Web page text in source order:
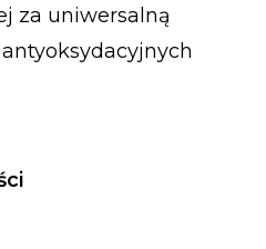
za uniwersalną